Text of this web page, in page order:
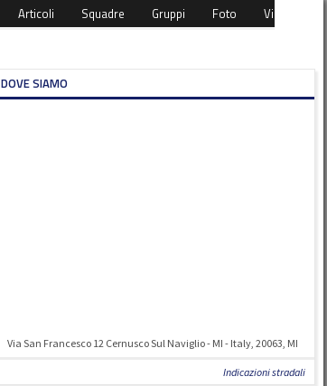
Articoli Squadre Gruppi Foto Video
DOVE SIAMO
Via San Francesco 12 Cernusco Sul Naviglio - MI - Italy, 20063, MI
Indicazioni stradali